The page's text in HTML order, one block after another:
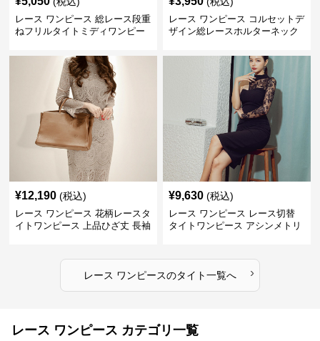
レース ワンピース 総レース段重
ねフリルタイトミディワンピー
レース ワンピース コルセットデ
ザイン総レースホルターネック
¥12,190 (税込)
レース ワンピース 花柄レースタ
イトワンピース 上品ひざ丈 長袖
¥9,630 (税込)
レース ワンピース レース切替
タイトワンピース アシンメトリ
レース ワンピースのタイト一覧へ ›
レース ワンピース カテゴリ一覧